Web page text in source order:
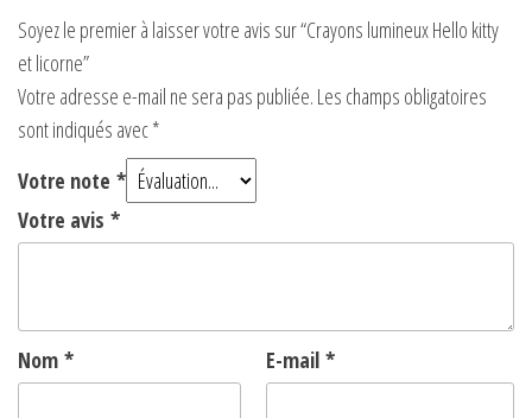
Soyez le premier à laisser votre avis sur “Crayons lumineux Hello kitty
et licorne”
Votre adresse e-mail ne sera pas publiée. Les champs obligatoires
sont indiqués avec*
Votre note *
Votre avis *
Nom * E-mail *